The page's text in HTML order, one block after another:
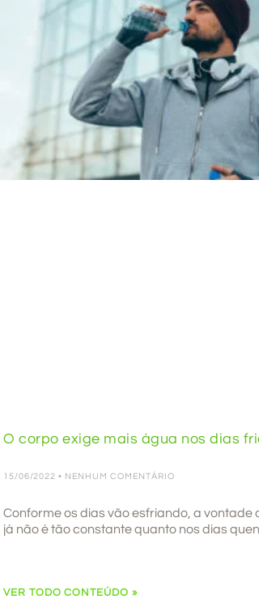
O corpo exige mais água nos dias
15/06/2022 NENHUM COMENTÁRIO
Conforme os dias vão esfriando, a vontade
já não é tão constante quanto nos dias
VER TODO CONTEÚDO »